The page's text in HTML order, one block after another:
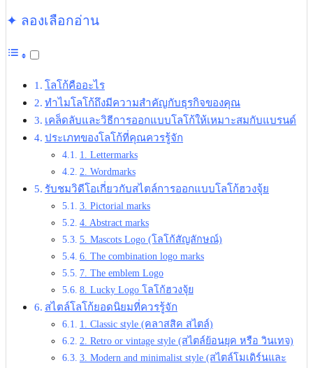
✦ ลองเลือกอ่าน
โลโก้คืออะไร
ทำไมโลโก้ถึงมีความสำคัญกับธุรกิจของคุณ
เคล็ดลับและวิธีการออกแบบโลโก้ให้เหมาะสมกับแบรนด์
ประเภทของโลโก้ที่คุณควรรู้จัก
1. Lettermarks
2. Wordmarks
รับชมวิดีโอเกี่ยวกับสไตล์การออกแบบโลโก้ฮวงจุ้ย
3. Pictorial marks
4. Abstract marks
5. Mascots Logo (โลโก้สัญลักษณ์)
6. The combination logo marks
7. The emblem Logo
8. Lucky Logo โลโก้ฮวงจุ้ย
สไตล์โลโก้ยอดนิยมที่ควรรู้จัก
1. Classic style (คลาสสิค สไตล์)
2. Retro or vintage style (สไตล์ย้อนยุค หรือ วินเทจ)
3. Modern and minimalist style (สไตล์โมเดิร์นและ